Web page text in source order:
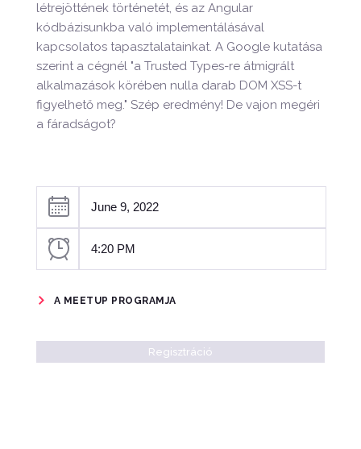
létrejöttének történetét, és az Angular
kódbázisunkba való implementálásával
kapcsolatos tapasztalatainkat. A Google kutatása
szerint a cégnél "a Trusted Types-re átmigrált
alkalmazások körében nulla darab DOM XSS-t
figyelhető meg." Szép eredmény! De vajon megéri
a fáradságot?
June 9, 2022
4:20 PM
A MEETUP PROGRAMJA
Regisztráció